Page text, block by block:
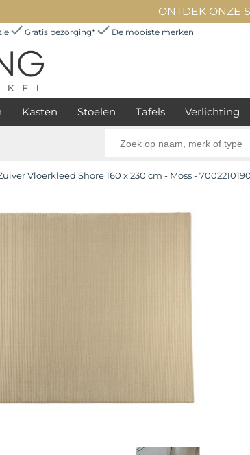
ONTDEK ONZE
Gratis bezorging* De mooiste merken
Kasten Stoelen Tafels Verlichting
Vloerkleed Shore 160 x 230 cm - Moss - 7002210190